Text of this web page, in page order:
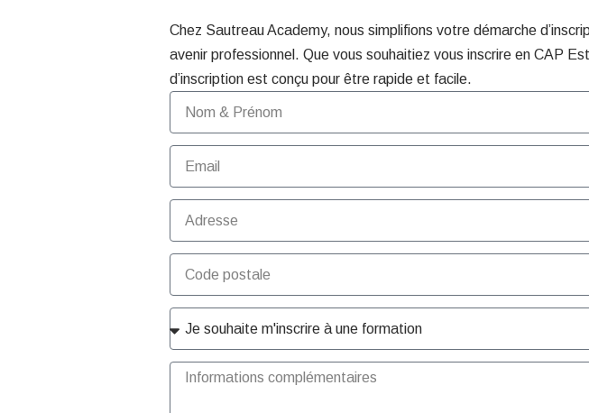
Chez Sautreau Academy, nous simplifions votre démarche
avenir professionnel. Que vous souhaitiez vous inscrire en CAP
d’inscription est conçu pour être rapide et facile.